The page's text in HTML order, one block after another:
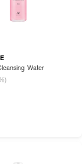
น และพาราเบน
Truly Waterly Cleansing Water